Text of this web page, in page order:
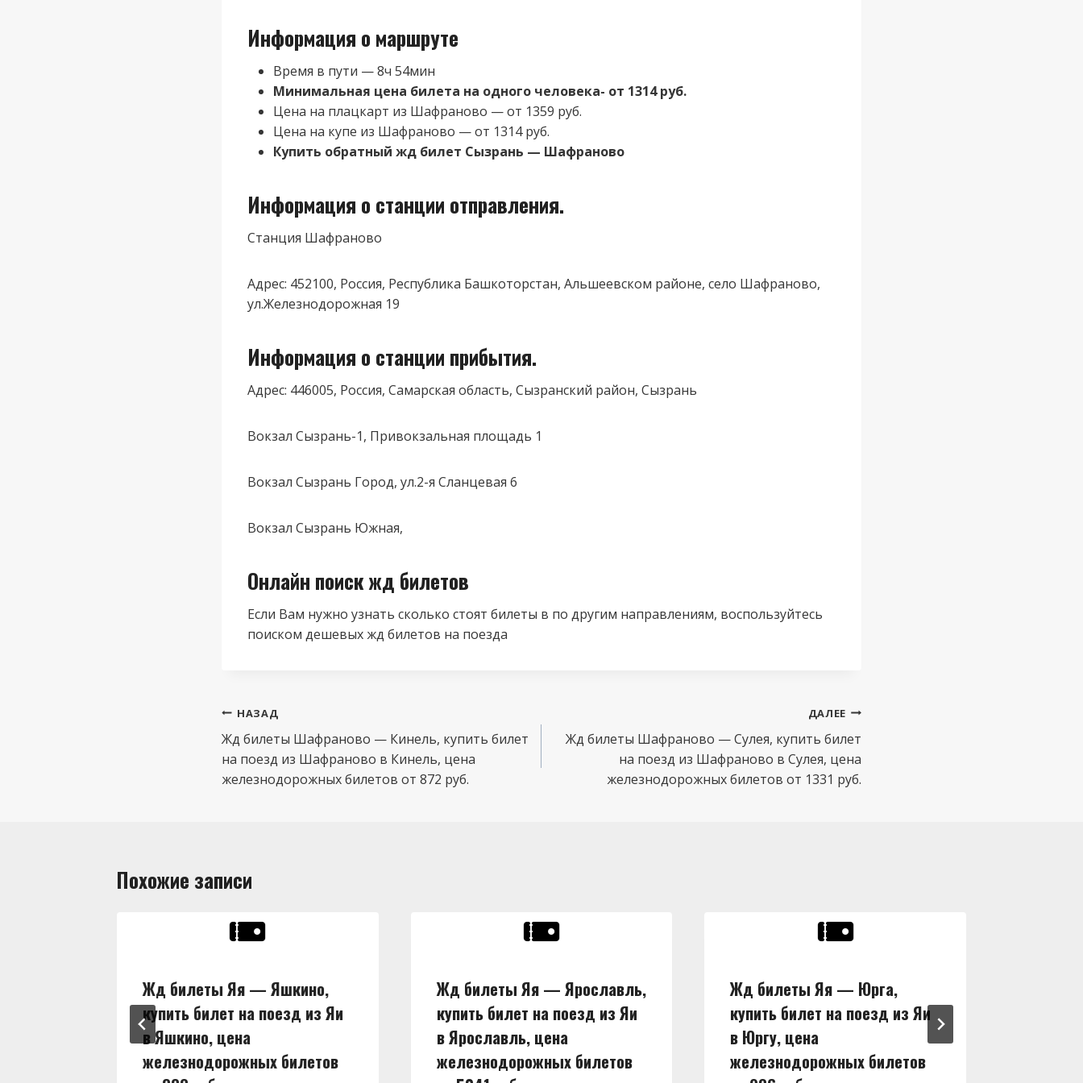
Информация о маршруте
Время в пути — 8ч 54мин
Минимальная цена билета на одного человека- от 1314 руб.
Цена на плацкарт из Шафраново — от 1359 руб.
Цена на купе из Шафраново — от 1314 руб.
Купить обратный жд билет Сызрань — Шафраново
Информация о станции отправления.
Станция Шафраново
Адрес: 452100, Россия, Республика Башкоторстан, Альшеевском районе, село Шафраново,
ул.Железнодорожная 19
Информация о станции прибытия.
Адрес: 446005, Россия, Самарская область, Сызранский район, Сызрань
Вокзал Сызрань-1, Привокзальная площадь 1
Вокзал Сызрань Город, ул.2-я Сланцевая 6
Вокзал Сызрань Южная,
Онлайн поиск жд билетов
Если Вам нужно узнать сколько стоят билеты в по другим направлениям, воспользуйтесь
поиском дешевых жд билетов на поезда
Навигация
по
записям
НАЗАД
Жд билеты Шафраново — Кинель, купить билет
на поезд из Шафраново в Кинель, цена
железнодорожных билетов от 872 руб.
ДАЛЕЕ
Жд билеты Шафраново — Сулея, купить билет
на поезд из Шафраново в Сулея, цена
железнодорожных билетов от 1331 руб.
Похожие записи
Жд билеты Яя — Яшкино,
купить билет на поезд из Яи
в Яшкино, цена
железнодорожных билетов
Жд билеты Яя — Ярославль,
купить билет на поезд из Яи
в Ярославль, цена
железнодорожных билетов
Жд билеты Яя — Юрга,
купить билет на поезд из Яи
в Юргу, цена
железнодорожных билетов